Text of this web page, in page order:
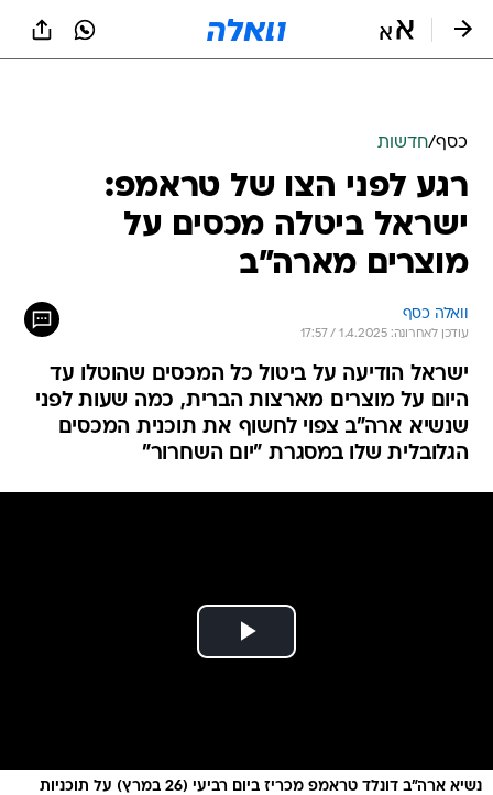
כסף/חדשות
רגע לפני הצו של טראמפ:
ישראל ביטלה מכסים על
מוצרים מארה"ב
וואלה כסף
עודכן לאחרונה: 1.4.2025 / 17:57
ישראל הודיעה על ביטול כל המכסים שהוטלו עד
היום על מוצרים מארצות הברית, כמה שעות לפני
שנשיא ארה"ב צפוי לחשוף את תוכנית המכסים
הגלובלית שלו במסגרת "יום השחרור"
נשיא ארה"ב דונלד טראמפ מכריז ביום רביעי (26 במרץ) על תוכניות